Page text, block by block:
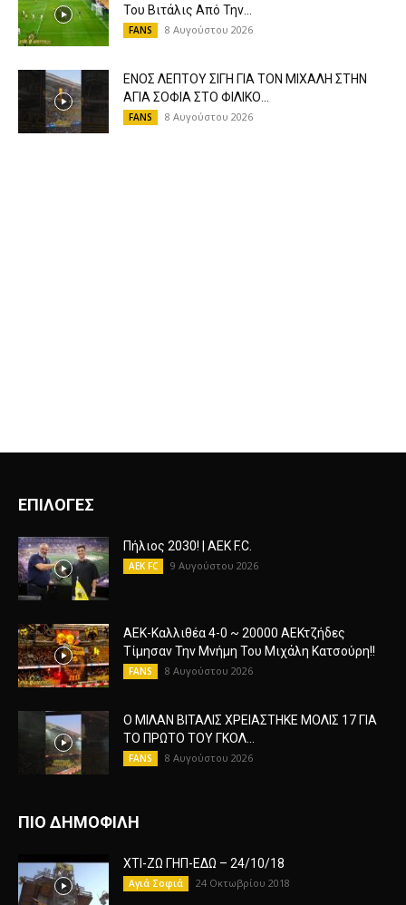
Του Βιτάλις Από Την...
FANS 8 Αυγούστου 2026
ΕΝΟΣ ΛΕΠΤΟΥ ΣΙΓΗ ΓΙΑ ΤΟΝ ΜΙΧΑΛΗ ΣΤΗΝ
ΑΓΙΑ ΣΟΦΙΑ ΣΤΟ ΦΙΛΙΚΟ...
FANS 8 Αυγούστου 2026
ΕΠΙΛΟΓΕΣ
Πήλιος 2030! | AEK F.C.
AEK FC 9 Αυγούστου 2026
ΑΕΚ-Καλλιθέα 4-0 ~ 20000 ΑΕΚτζήδες
Τίμησαν Την Μνήμη Του Μιχάλη Κατσούρη!!
FANS 8 Αυγούστου 2026
Ο ΜΙΛΑΝ ΒΙΤΑΛΙΣ ΧΡΕΙΑΣΤΗΚΕ ΜΟΛΙΣ 17 ΓΙΑ
ΤΟ ΠΡΩΤΟ ΤΟΥ ΓΚΟΛ...
FANS 8 Αυγούστου 2026
ΠΙΟ ΔΗΜΟΦΙΛΗ
ΧΤΙ-ΖΩ ΓΗΠ-ΕΔΩ – 24/10/18
Αγιά Σοφιά 24 Οκτωβρίου 2018